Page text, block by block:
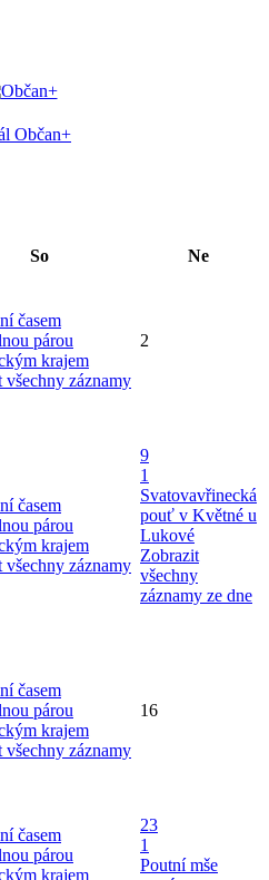
Občan+
So Ne
časem
párou
krajem
všechny záznamy
2
časem
párou
krajem
všechny záznamy
9
1
Svatovavřinecká
pouť v Květné u
Lukové
Zobrazit
všechny
záznamy ze dne
časem
párou
krajem
všechny záznamy
16
časem
párou
krajem
23
1
Poutní mše